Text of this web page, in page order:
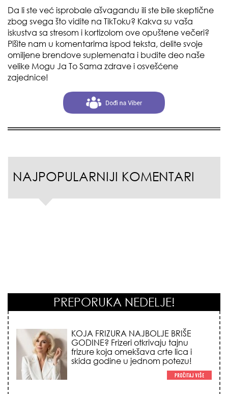
Da li ste već isprobale ašvagandu ili ste bile skeptične
zbog svega što vidite na TikToku? Kakva su vaša
iskustva sa stresom i kortizolom ove opuštene večeri?
Pišite nam u komentarima ispod teksta, delite svoje
omiljene brendove suplemenata i budite deo naše
velike Mogu Ja To Sama zdrave i osvešćene
zajednice!
NAJPOPULARNIJI KOMENTARI
PREPORUKA NEDELJE!
KOJA FRIZURA NAJBOLJE BRIŠE
GODINE? Frizeri otkrivaju tajnu
frizure koja omekšava crte lica i
skida godine u jednom potezu!